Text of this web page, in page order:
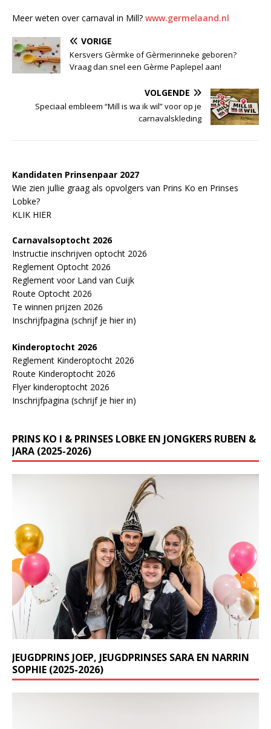
Meer weten over carnaval in Mill? www.germelaand.nl
VORIGE
Kersvers Gèrmke of Gèrmerinneke geboren?
Vraag dan snel een Gèrme Paplepel aan!
VOLGENDE
Speciaal embleem “Mill is wa ik wil” voor op je
carnavalskleding
Kandidaten Prinsenpaar 2027
Wie zien jullie graag als opvolgers van Prins Ko en Prinses
Lobke?
KLIK HIER
Carnavalsoptocht 2026
Instructie inschrijven optocht 2026
Reglement Optocht 2026
Reglement voor Land van Cuijk
Route Optocht 2026
Te winnen prijzen 2026
Inschrijfpagina (schrijf je hier in)
Kinderoptocht 2026
Reglement Kinderoptocht 2026
Route Kinderoptocht 2026
Flyer kinderoptocht 2026
Inschrijfpagina (schrijf je hier in)
PRINS KO I & PRINSES LOBKE EN JONGKERS RUBEN &
JARA (2025-2026)
JEUGDPRINS JOEP, JEUGDPRINSES SARA EN NARRIN
SOPHIE (2025-2026)